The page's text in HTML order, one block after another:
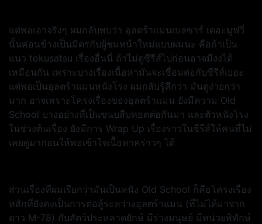
แต่พอเอาจริงๆ ผมกลับพบว่า อุลตร้าแมนเบลซาร์ เดอะมูฟวี่
นั้นค่อนข้างเป็นมิตรกับผู้ชมหน้าใหม่แบบผมนะ คือถ้าเป็น
แนว tokusatsu เรื่องอื่นนี่ ถ้าไม่ดูซีรีส์ไปก่อนอาจมีงงได้
เหมือนกัน เพราะบางเรื่องเนื้อหามันจะเชื่อมต่อกับซีรีส์เยอะ
แต่พอเป็นอุลตร้าแมนหนังโรง ผมกลับรู้สึกว่า มันดูง่ายกว่า
มาก อาจเพราะโครงเรื่องของอุลตร้าแมน ยังมีความ Old
School บางอย่างที่เป็นขนบสืบทอดต่อกันมา และตัวหนังโรง
ในช่วงต้นเรื่อง ยังมีการ Wrap Up เรื่องราวในซีรีส์ให้คนที่ไม่
เคยดูมาก่อนให้พอเข้าใจเนื้อหาคร่าวๆ ได้
ส่วนเรื่องที่ผมเรียกว่ามันเป็นหนัง Old School ก็คือโครงเรื่อง
หลักที่ยังคงเป็นการต่อสู้ระหว่างอุลตร้าแมน (ที่ไม่ได้มาจาก
ดาว M-78) กับสัตว์ประหลาดยักษ์ มีร่างมนุษย์ มีหน่วยพิทักษ์